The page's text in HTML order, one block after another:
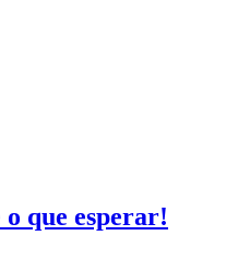
que esperar!